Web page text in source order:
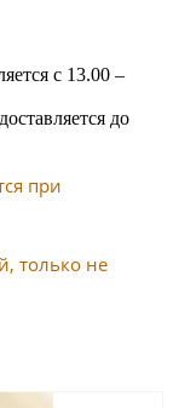
с 13.00 –
до
при
только не